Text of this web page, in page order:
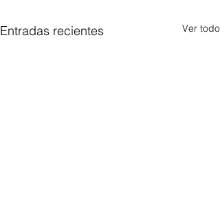
Entradas recientes Ver todo